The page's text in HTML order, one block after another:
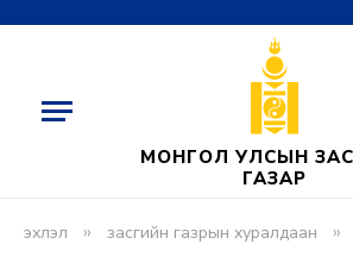
МОНГОЛ УЛСЫН
ГАЗАР
эхлэл » засгийн газрын хуралдаан »